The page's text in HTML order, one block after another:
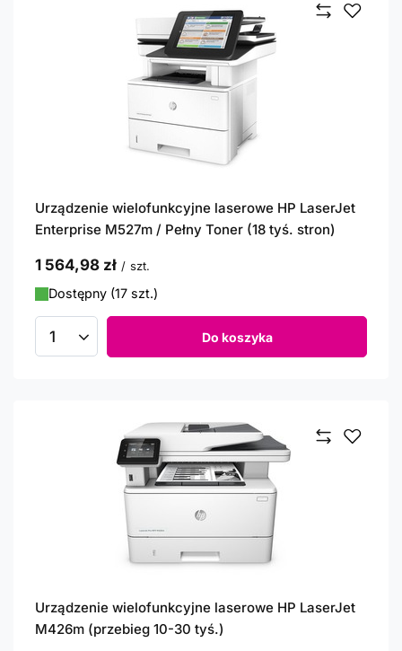
Urządzenie wielofunkcyjne laserowe HP LaserJet
Enterprise M527m / Pełny Toner (18 tyś. stron)
1 564,98 zł / szt.
Dostępny (17 szt.)
Ilość produktów Do koszyka
Urządzenie wielofunkcyjne laserowe HP LaserJet
M426m (przebieg 10-30 tyś.)